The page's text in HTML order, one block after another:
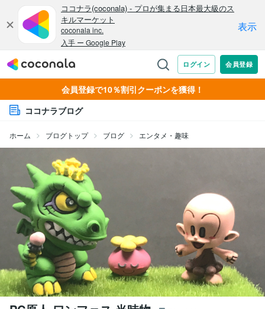
会員登録で10％割引クーポンを獲得！
ココナラブログ
ホーム ブログトップ ブログ エンタメ・趣味